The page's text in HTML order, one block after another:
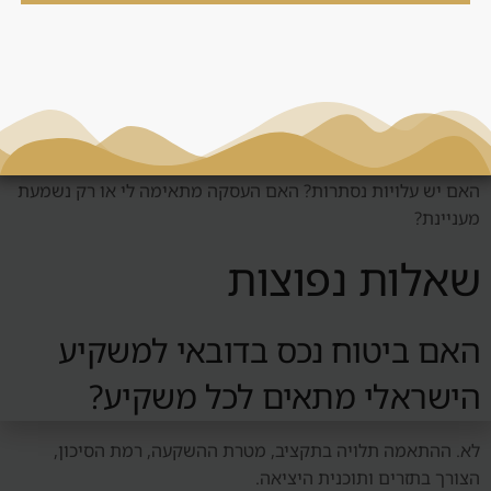
לפני החלטה סביב ביטוח נכס בדובאי, צריך לשאול: מי השוכר
הטבעי? האם יש ביקוש אמיתי? כמה עולה לנהל את הנכס? מה
קורה אם השוק יורד? האם אפשר למכור? האם המחיר תחרותי?
האם יש עלויות נסתרות? האם העסקה מתאימה לי או רק נשמעת
מעניינת?
שאלות נפוצות
האם ביטוח נכס בדובאי למשקיע
הישראלי מתאים לכל משקיע?
לא. ההתאמה תלויה בתקציב, מטרת ההשקעה, רמת הסיכון,
הצורך בתזרים ותוכנית היציאה.